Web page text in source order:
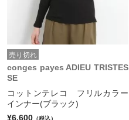
売り切れ
conges payes ADIEU TRISTES
SE
コットンテレコ フリルカラー
インナー(ブラック)
¥6,600 （税込）